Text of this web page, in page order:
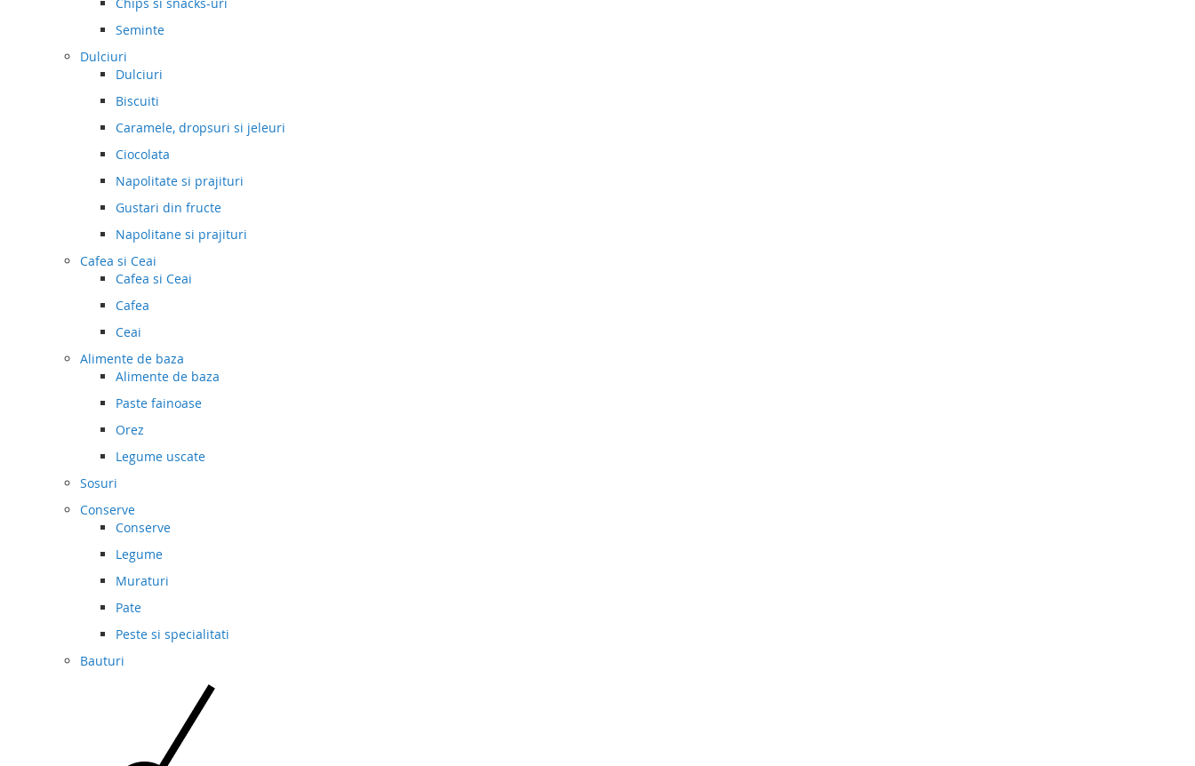
Chips si snacks-uri
Seminte
Dulciuri
Dulciuri
Biscuiti
Caramele, dropsuri si jeleuri
Ciocolata
Napolitate si prajituri
Gustari din fructe
Napolitane si prajituri
Cafea si Ceai
Cafea si Ceai
Cafea
Ceai
Alimente de baza
Alimente de baza
Paste fainoase
Orez
Legume uscate
Sosuri
Conserve
Conserve
Legume
Muraturi
Pate
Peste si specialitati
Bauturi